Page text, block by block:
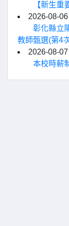
【新生
2026-08-06
彰化縣立
教師甄選(第4
2026-08-07
本校時薪